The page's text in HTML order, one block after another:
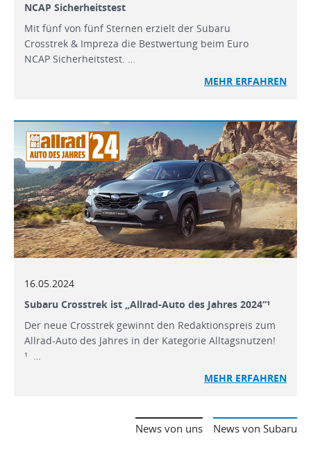
NCAP Sicherheitstest
Mit fünf von fünf Sternen erzielt der Subaru
Crosstrek & Impreza die Bestwertung beim Euro
NCAP Sicherheitstest. …
MEHR ERFAHREN
16.05.2024
Subaru Crosstrek ist „Allrad-Auto des Jahres 2024“¹
Der neue Crosstrek gewinnt den Redaktionspreis zum
Allrad-Auto des Jahres in der Kategorie Alltagsnutzen!
¹ …
MEHR ERFAHREN
News von Subaru
News von uns